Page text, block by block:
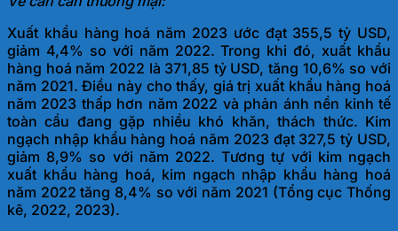
Xuất khẩu hàng hoá năm 2023 ước đạt 355,5 tỷ USD,
giảm 4,4% so với năm 2022. Trong khi đó, xuất khẩu
hàng hoá năm 2022 là 371,85 tỷ USD, tăng 10,6% so với
năm 2021. Điều này cho thấy, giá trị xuất khẩu hàng hoá
năm 2023 thấp hơn năm 2022 và phản ánh nền kinh tế
toàn cầu đang gặp nhiều khó khăn, thách thức. Kim
ngạch nhập khẩu hàng hoá năm 2023 đạt 327,5 tỷ USD,
giảm 8,9% so với năm 2022. Tương tự với kim ngạch
xuất khẩu hàng hoá, kim ngạch nhập khẩu hàng hoá
năm 2022 tăng 8,4% so với năm 2021 (Tổng cục Thống
kê, 2022, 2023).